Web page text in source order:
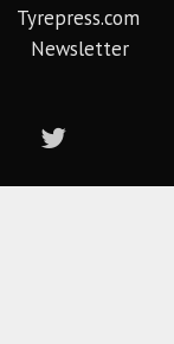
Tyrepress.com
Newsletter